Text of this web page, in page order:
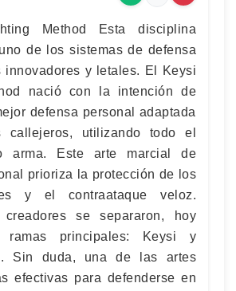
Method Esta disciplina
de los sistemas de defensa
innovadores y letales. El Keysi
nació con la intención de
defensa personal adaptada
callejeros, utilizando todo el
arma. Este arte marcial de
prioriza la protección de los
y el contraataque veloz.
se separaron, hoy
ramas principales: Keysi y
Sin duda, una de las artes
efectivas para defenderse en